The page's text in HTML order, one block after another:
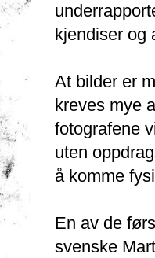
kjendiser og
At bilder er
kreves mye
fotografene
uten
å komme
En av de
svenske